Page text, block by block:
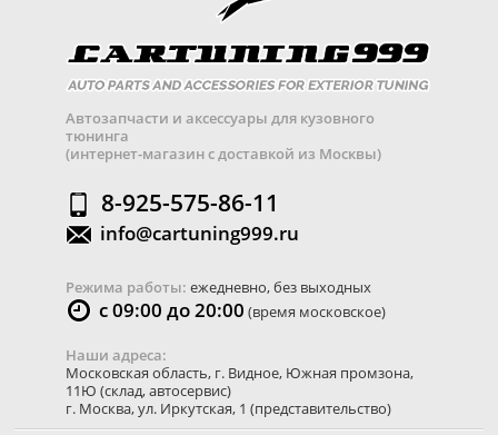
Автозапчасти и аксессуары для кузовного
тюнинга
(интернет-магазин с доставкой из Москвы)
8-925-575-86-11
info@cartuning999.ru
Режима работы: ежедневно, без выходных
с 09:00 до 20:00 (время московское)
Наши адреса:
Московская область, г. Видное, Южная промзона,
11Ю (склад, автосервис)
г. Москва,ул. Иркутская, 1 (представительство)